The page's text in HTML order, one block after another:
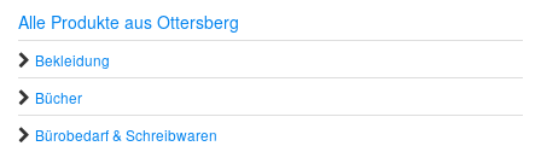
Alle Produkte aus Ottersberg
Bekleidung
Bücher
Bürobedarf & Schreibwaren